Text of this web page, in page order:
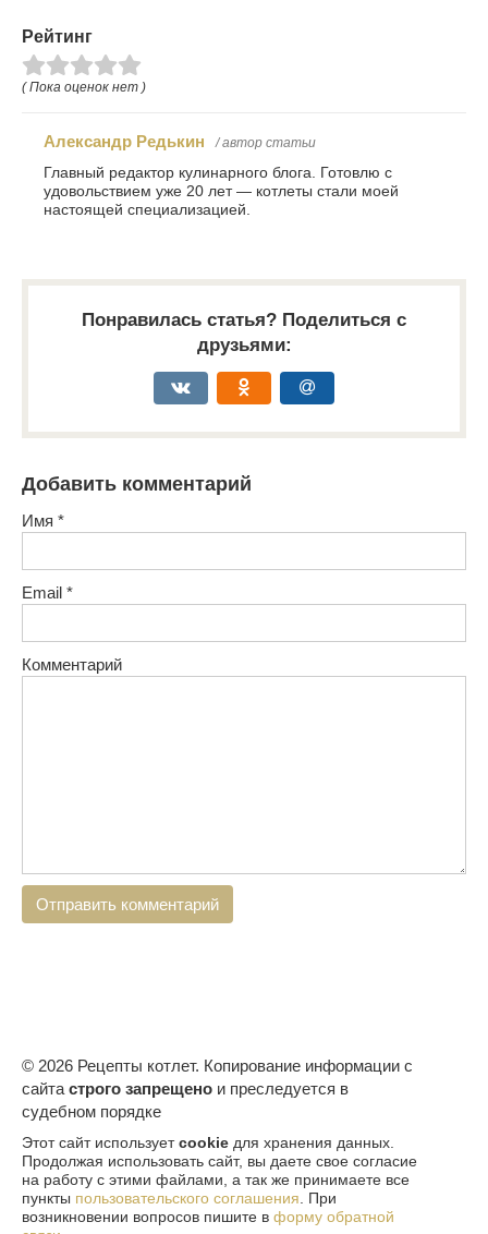
Рейтинг
( Пока оценок нет )
Александр Редькин / автор статьи
Главный редактор кулинарного блога. Готовлю с
удовольствием уже 20 лет — котлеты стали моей
настоящей специализацией.
Понравилась статья? Поделиться с
друзьями:
Добавить комментарий
Имя *
Email *
Комментарий
© 2026 Рецепты котлет. Копирование информации с
сайта строго запрещено и преследуется в
судебном порядке
Этот сайт использует cookie для хранения данных.
Продолжая использовать сайт, вы даете свое согласие
на работу с этими файлами, а так же принимаете все
пункты пользовательского соглашения . При
возникновении вопросов пишите в форму обратной